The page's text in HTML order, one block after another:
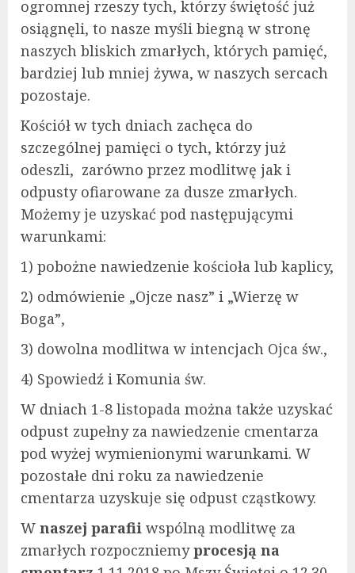
ogromnej rzeszy tych, którzy świętość już
osiągnęli, to nasze myśli biegną w stronę
naszych bliskich zmarłych, których pamięć,
bardziej lub mniej żywa, w naszych sercach
pozostaje.
Kościół w tych dniach zachęca do
szczególnej pamięci o tych, którzy już
odeszli, zarówno przez modlitwę jak i
odpusty ofiarowane za dusze zmarłych.
Możemy je uzyskać pod następującymi
warunkami:
1) pobożne nawiedzenie kościoła lub kaplicy,
2) odmówienie „Ojcze nasz” i „Wierzę w
Boga”,
3) dowolna modlitwa w intencjach Ojca św.,
4) Spowiedź i Komunia św.
W dniach 1-8 listopada można także uzyskać
odpust zupełny za nawiedzenie cmentarza
pod wyżej wymienionymi warunkami. W
pozostałe dni roku za nawiedzenie
cmentarza uzyskuje się odpust cząstkowy.
W naszej parafii wspólną modlitwę za
zmarłych rozpoczniemyprocesją na